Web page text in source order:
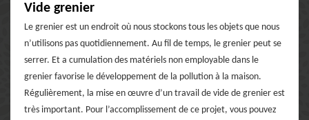
Vide grenier
Le grenier est un endroit où nous stockons tous les objets que nous
n’utilisons pas quotidiennement. Au fil de temps, le grenier peut se
serrer. Et a cumulation des matériels non employable dans le
grenier favorise le développement de la pollution à la maison.
Régulièrement, la mise en œuvre d’un travail de vide de grenier est
très important. Pour l’accomplissement de ce projet, vous pouvez